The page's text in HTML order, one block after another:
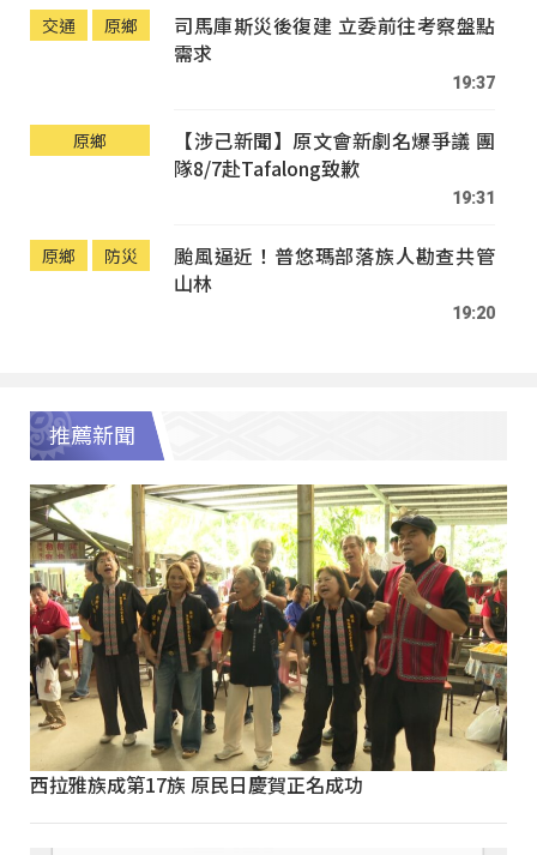
交通 原鄉
司馬庫斯災後復建 立委前往考察盤點
需求
19:37
原鄉
【涉己新聞】原文會新劇名爆爭議 團
隊8/7赴Tafalong致歉
19:31
原鄉 防災
颱風逼近！普悠瑪部落族人勘查共管
山林
19:20
推薦新聞
西拉雅族成第17族 原民日慶賀正名成功